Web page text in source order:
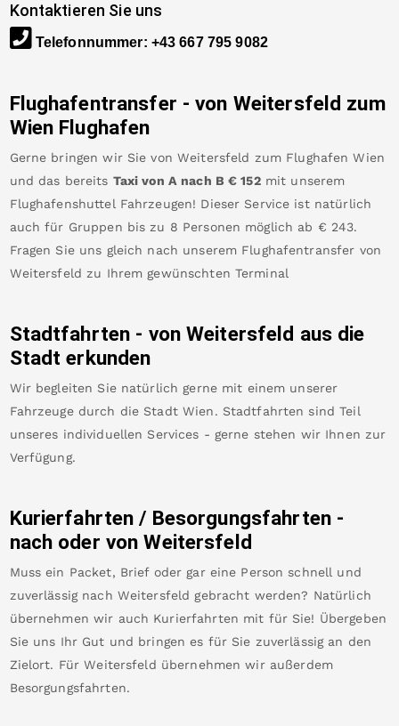
Kontaktieren Sie uns
Telefonnummer: +43 667 795 9082
Flughafentransfer - von Weitersfeld zum
Wien Flughafen
Gerne bringen wir Sie von Weitersfeld zum Flughafen Wien
und das bereits Taxi von A nach B €152 mit unserem
Flughafenshuttel Fahrzeugen! Dieser Service ist natürlich
auch für Gruppen bis zu 8 Personen möglich ab € 243.
Fragen Sie uns gleich nach unserem Flughafentransfer von
Weitersfeld zu Ihrem gewünschten Terminal
Stadtfahrten - von Weitersfeld aus die
Stadt erkunden
Wir begleiten Sie natürlich gerne mit einem unserer
Fahrzeuge durch die Stadt Wien. Stadtfahrten sind Teil
unseres individuellen Services - gerne stehen wir Ihnen zur
Verfügung.
Kurierfahrten / Besorgungsfahrten -
nach oder von Weitersfeld
Muss ein Packet, Brief oder gar eine Person schnell und
zuverlässig nach Weitersfeld gebracht werden? Natürlich
übernehmen wir auch Kurierfahrten mit für Sie! Übergeben
Sie uns Ihr Gut und bringen es für Sie zuverlässig an den
Zielort. Für Weitersfeld übernehmen wir außerdem
Besorgungsfahrten.